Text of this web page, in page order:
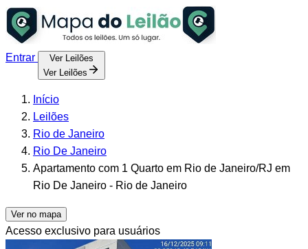
Entrar
Ver Leilões
Ver Leilões
Início
Leilões
Rio de Janeiro
Rio De Janeiro
Apartamento com 1 Quarto em Rio de Janeiro/RJ em
Rio De Janeiro - Rio de Janeiro
Ver no mapa
Acesso exclusivo para usuários